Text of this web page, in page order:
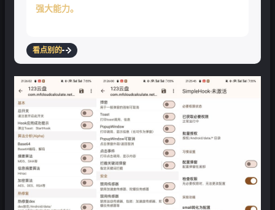
强大能力。
看点别的